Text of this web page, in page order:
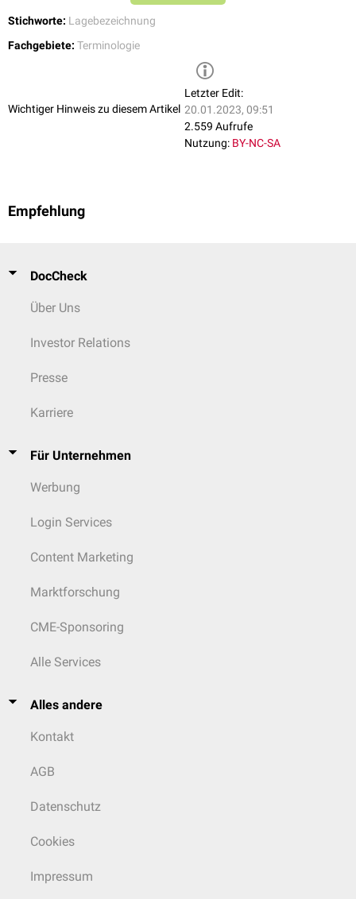
Stichworte: Lagebezeichnung
Fachgebiete: Terminologie
Wichtiger Hinweis zu diesem Artikel
Letzter Edit:
20.01.2023, 09:51
2.559 Aufrufe
Nutzung: BY-NC-SA
Empfehlung
DocCheck
Über Uns
Investor Relations
Presse
Karriere
Für Unternehmen
Werbung
Login Services
Content Marketing
Marktforschung
CME-Sponsoring
Alle Services
Alles andere
Kontakt
AGB
Datenschutz
Cookies
Impressum